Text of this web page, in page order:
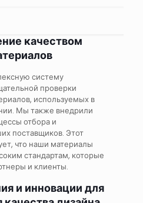
качеством
систему
проверки
используемых в
Мы также внедрили
отбора и
поставщиков. Этот
что наши материалы
стандартам, которые
и клиенты.
и инновации для